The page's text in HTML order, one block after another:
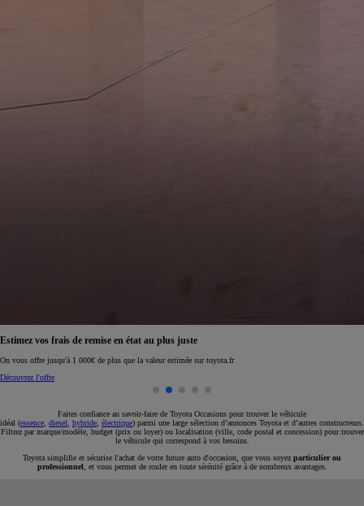
Réservez en ligne votre occasion pour 1€ seulement
Réservez en ligne
Faites confiance au savoir-faire de Toyota Occasions pour trouver le véhicule
idéal (essence diesel hybride électrique) parmi une large sélection d’annonces Toyota et d’autres constructeurs.
Filtrez par marque/modèle, budget (prix ou loyer) ou localisation (ville, code postal et concession) pour trouver
le véhicule qui correspond à vos besoins.
Toyota simplifie et sécurise l'achat de votre future auto d'occasion, que vous soyez particulier ou
professionnel , et vous permet de rouler en toute sérénité grâce à de nombreux avantages.